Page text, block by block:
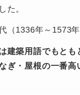
た。
（1336年～1573
建築用語でもと
ぎ・屋根の一番